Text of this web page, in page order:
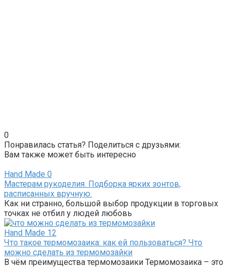
0
Понравилась статья? Поделиться с друзьями:
Вам также может быть интересно
Hand Made 0
Мастерам рукоделия. Подборка ярких зонтов,
расписанных вручную.
Как ни странно, большой выбор продукции в торговых
точках не отбил у людей любовь
Hand Made 12
Что такое термомозаика: как ей пользоваться? Что
можно сделать из термомозайки
В чём преимущества термомозаики Термомозаика – это